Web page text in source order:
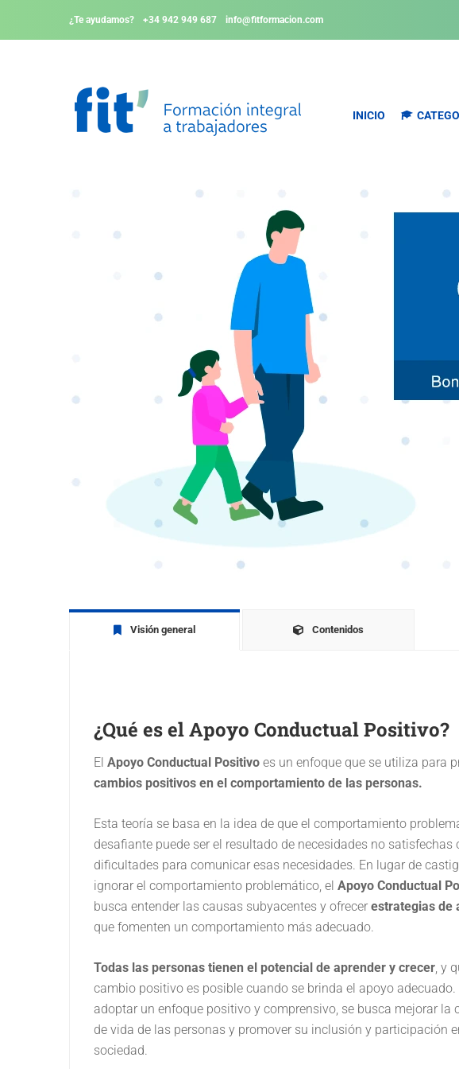
¿Te ayudamos? +34 942 949 687 info@fitformacion.com
INICIO
Profesor
TUTOR FIT
Categorías
EDUCACIÓN Y PSICOLOGÍA
Visión general Contenidos
¿Qué es el Apoyo Conductual Positivo?
El Apoyo Conductual Positivo es un enfoque que se utiliza para
cambios positivos en el comportamiento de las personas.
Esta teoría se basa en la idea de que el comportamiento
desafiante puede ser el resultado de necesidades no satisfechas
dificultades para comunicar esas necesidades. En lugar de
ignorar el comportamiento problemático, el Apoyo Conductual
busca entender las causas subyacentes y ofrecer estrategias de
que fomenten un comportamiento más adecuado.
Todas las personas tienen el potencial de aprender y crecer, y
cambio positivo es posible cuando se brinda el apoyo adecuado.
adoptar un enfoque positivo y comprensivo, se busca mejorar la
de vida de las personas y promover su inclusión y participación
sociedad.